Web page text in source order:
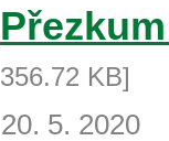
356.72 KB]
20. 5. 2020